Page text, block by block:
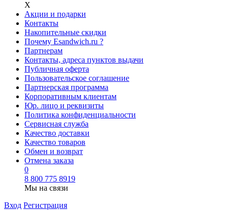
Х
Акции и подарки
Контакты
Накопительные скидки
Почему Esandwich.ru ?
Партнерам
Контакты, адреса пунктов выдачи
Публичная оферта
Пользовательское соглашение
Партнерская программа
Корпоративным клиентам
Юр. лицо и реквизиты
Политика конфиденциальности
Сервисная служба
Качество доставки
Качество товаров
Обмен и возврат
Отмена заказа
0
8 800 775 8919
Мы на связи
Вход Регистрация